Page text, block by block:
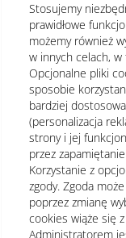
Stosujemy
prawidłowe
możemy również
w innych celach,
Opcjonalne pliki
sposobie
bardziej
(personalizacja
strony i jej
przez
Korzystanie z
zgody. Zgoda
poprzez zmianę
cookies wiąże się
Administratorem